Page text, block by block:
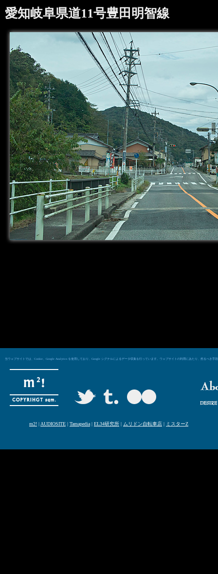
愛知岐阜県道11号豊田明智線
当ウェブサイトでは、Cookie、Google Analytics を使用しており、Google シグナルによるデータ収集を行っています。ウェブサイトの利用にあたり、然るべき
m2! | AUDIOSITE | Tamapedia | EL34研究所 | ムリドン自転車店 | ミスターZ